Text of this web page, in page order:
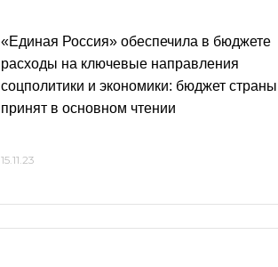
«Единая Россия» обеспечила в бюджете
расходы на ключевые направления
соцполитики и экономики: бюджет страны
принят в основном чтении
15.11.23